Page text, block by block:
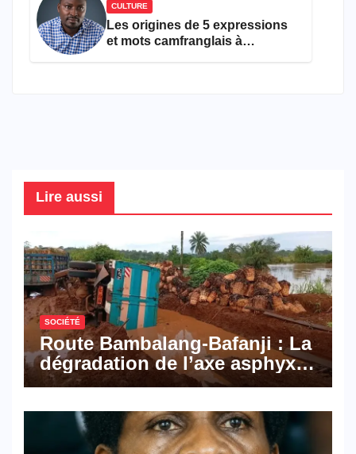
CULTURE
Les origines de 5 expressions
et mots camfranglais à
Lire aussi
SOCIÉTÉ
Route Bambalang-Bafanji : La
dégradation de l’axe asphyxie
les activités économiques